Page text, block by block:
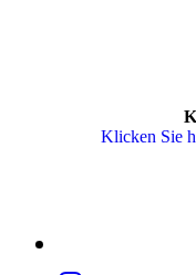
Klicken Sie